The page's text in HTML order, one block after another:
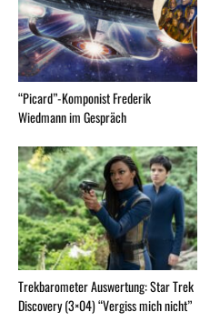
“Picard”-Komponist Frederik
Wiedmann im Gespräch
Trekbarometer Auswertung: Star Trek
Discovery (3×04) “Vergiss mich nicht”